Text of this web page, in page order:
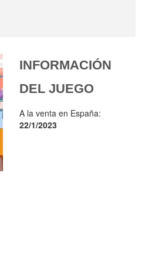
INFORMACIÓN
DEL JUEGO
A la venta en España:
22/1/2023